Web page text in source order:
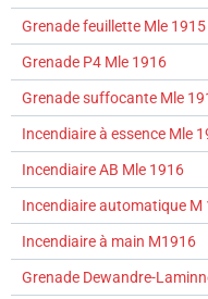
Grenade feuillette Mle 1915
Grenade P4 Mle 1916
Grenade suffocante Mle
Incendiaire à essence Mle
Incendiaire AB Mle 1916
Incendiaire automatique M
Incendiaire à main M1916
Grenade Dewandre-